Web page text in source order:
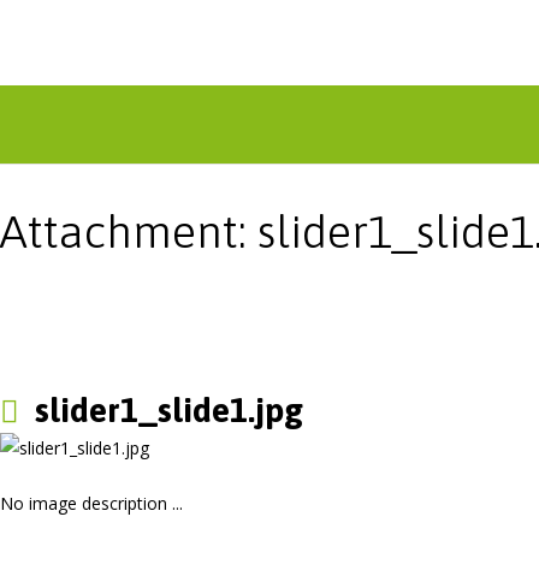
Attachment:
slider1_slide1.jpg
No image description ...